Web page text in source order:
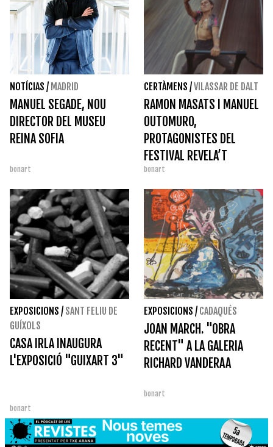
NOTÍCIAS / MADRID
MANUEL SEGADE, NOU
DIRECTOR DEL MUSEU
REINA SOFIA
bonart
CERTÀMENS /VILASSAR DE DALT
RAMON MASATS I MANUEL
OUTOMURO,
PROTAGONISTES DEL
FESTIVAL REVELA’T
bonart
EXPOSICIONS / SANT FELIU DE
GUÍXOLS
CASA IRLA INAUGURA
L'EXPOSICIÓ "GUIXART 3"
bonart
EXPOSICIONS / CADAQUÉS
JOAN MARCH. "OBRA
RECENT" A LA GALERIA
RICHARD VANDERAA
bonart